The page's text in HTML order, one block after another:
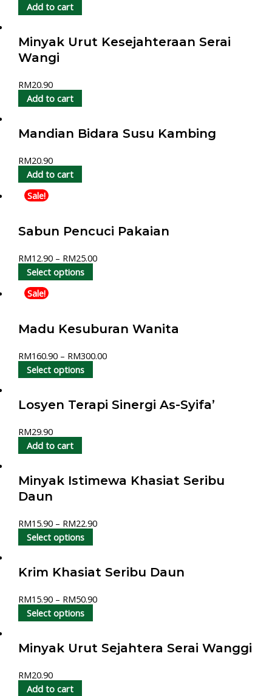
Add to cart
Minyak Urut Kesejahteraan Serai
Wangi
RM20.90
Add to cart
Mandian Bidara Susu Kambing
RM20.90
Add to cart
Sale!
Sabun Pencuci Pakaian
RM12.90 – RM25.00
Select options
Sale!
Madu Kesuburan Wanita
RM160.90 – RM300.00
Select options
Losyen Terapi Sinergi As-Syifa’
RM29.90
Add to cart
Minyak Istimewa Khasiat Seribu
Daun
RM15.90 – RM22.90
Select options
Krim Khasiat Seribu Daun
RM15.90 – RM50.90
Select options
Minyak Urut Sejahtera Serai Wanggi
RM20.90
Add to cart